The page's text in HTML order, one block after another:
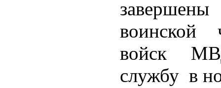
воинской
войск
службу в